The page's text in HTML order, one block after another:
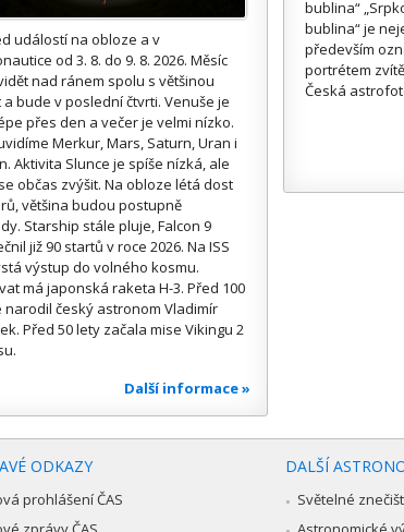
událostí na obloze a v
od 3. 8. do 9. 8. 2026. Měsíc
nad ránem spolu s většinou
bude v poslední čtvrti. Venuše je
přes den a večer je velmi nízko.
Merkur, Mars, Saturn, Uran i
Aktivita Slunce je spíše nízká, ale
občas zvýšit. Na obloze létá dost
většina budou postupně
Starship stále pluje, Falcon 9
již 90 startů v roce 2026. Na ISS
výstup do volného kosmu.
má japonská raketa H-3. Před 100
narodil český astronom Vladimír
Před 50 lety začala mise Vikingu 2
Další informace »
bublina“
bublina“ je
především
portrétem
Česká
ODKAZY
prohlášení ČAS
DALŠÍ
Světelné